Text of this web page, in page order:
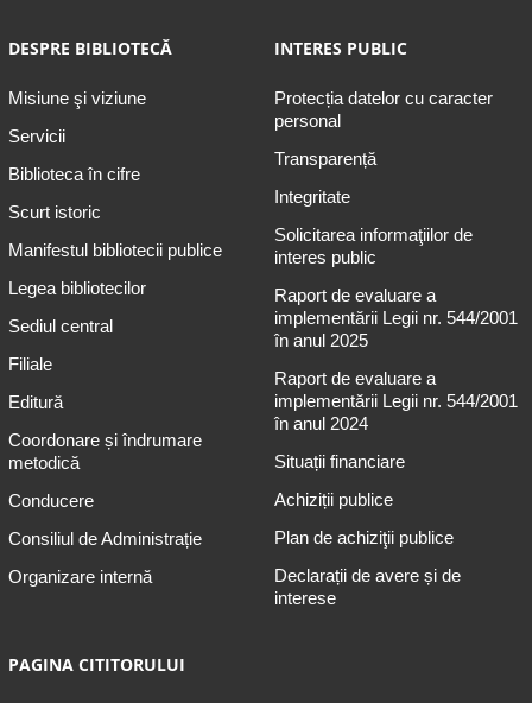
DESPRE BIBLIOTECĂ
Misiune şi viziune
Servicii
Biblioteca în cifre
Scurt istoric
Manifestul bibliotecii publice
Legea bibliotecilor
Sediul central
Filiale
Editură
Coordonare și îndrumare
metodică
Conducere
Consiliul de Administrație
Organizare internă
INTERES PUBLIC
Protecția datelor cu caracter
personal
Transparență
Integritate
Solicitarea informaţiilor de
interes public
Raport de evaluare a
implementării Legii nr. 544/2001
în anul 2025
Raport de evaluare a
implementării Legii nr. 544/2001
în anul 2024
Situații financiare
Achiziții publice
Plan de achiziţii publice
Declarații de avere și de
interese
PAGINA CITITORULUI